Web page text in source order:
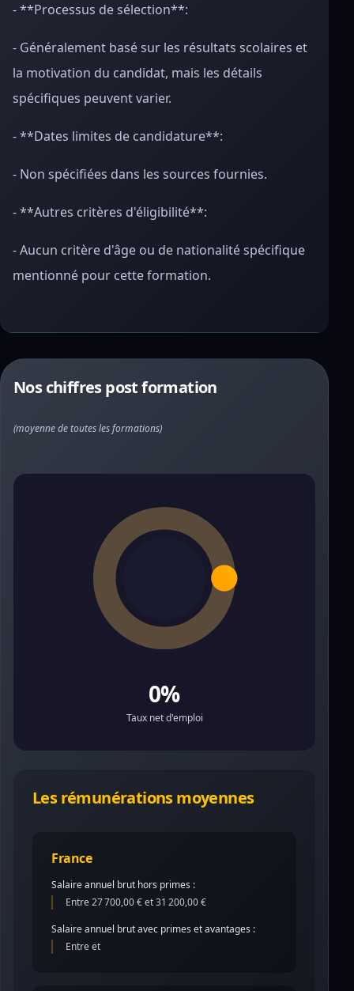
- **Processus de sélection**:
- Généralement basé sur les résultats scolaires et
la motivation du candidat, mais les détails
spécifiques peuvent varier.
- **Dates limites de candidature**:
- Non spécifiées dans les sources fournies.
- **Autres critères d'éligibilité**:
- Aucun critère d'âge ou de nationalité spécifique
mentionné pour cette formation.
Nos chiffres post formation
(moyenne de toutes les formations)
0%
Taux net d'emploi
Les rémunérations moyennes
France
Salaire annuel brut hors primes :
Entre 27 700,00 € et 31 200,00 €
Salaire annuel brut avec primes et avantages :
Entre et